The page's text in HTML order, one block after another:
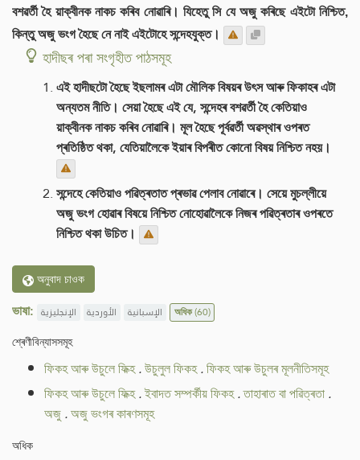
বশৱৰ্তী হৈ য়াক্বীনক নাকচ কৰিব নোৱাৰি। যিহেতু সি যে অজু কৰিছে এইটো নিশ্চিত,
কিন্তু অজু ভংগ হৈছে নে নাই এইটোহে সন্দেহযুক্ত।
হাদীছৰ পৰা সংগৃহীত পাঠসমূহ
এই হাদীছটো হৈছে ইছলামৰ এটা মৌলিক বিষয়ৰ উৎস আৰু ফিকাহৰ এটা
অন্যতম নীতি। সেয়া হৈছে এই যে, সন্দেহৰ বশৱৰ্তী হৈ কেতিয়াও
য়াক্বীনক নাকচ কৰিব নোৱাৰি। মূল হৈছে পূৰ্বৱৰ্তী অৱস্থাৰ ওপৰত
প্ৰতিষ্ঠিত থকা, যেতিয়ালৈকে ইয়াৰ বিপৰীত কোনো বিষয় নিশ্চিত নহয়।
সন্দেহে কেতিয়াও পৱিত্ৰতাত প্ৰভাৱ পেলাব নোৱাৰে। সেয়ে মুচল্লীয়ে
অজু ভংগ হোৱাৰ বিষয়ে নিশ্চিত নোহোৱালৈকে নিজৰ পৱিত্ৰতাৰ ওপৰতে
নিশ্চিত থকা উচিত।
অনুবাদ চাওক
ভাষা: الإنجليزية الأوردية الإسبانية অধিক(60)
শ্ৰেণীবিন্যাসসমূহ
ফিকহ আৰু উচুলে ফিক্হ.উচুলুল ফিকহ.ফিকহ আৰু উচুলৰ মূলনীতিসমূহ
ফিকহ আৰু উচুলে ফিক্হ.ইবাদত সম্পৰ্কীয় ফিকহ.তাহাৰাত বা পৱিত্ৰতা.
অজু.অজু ভংগৰ কাৰণসমূহ
অধিক